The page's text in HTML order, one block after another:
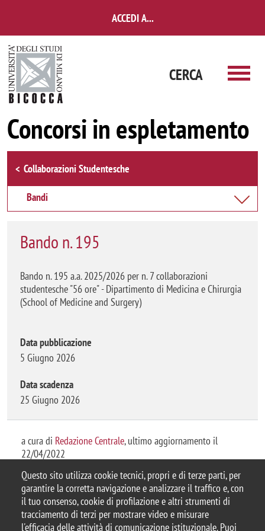
ACCEDI A...
CERCA
Concorsi in espletamento
Questo sito utilizza cookie tecnici, propri e di terze parti, per
garantire la corretta navigazione e analizzare il traffico e, con
il tuo consenso, cookie di profilazione e altri strumenti di
tracciamento di terzi per mostrare video e misurare
l'efficacia delle attività di comunicazione istituzionale. Puoi
Browse the section
Collaborazioni Studentesche
Bandi
Bando n. 195
Bando n. 195 a.a. 2025/2026 per n. 7 collaborazioni
studentesche "56 ore" - Dipartimento di Medicina e Chirurgia
(School of Medicine and Surgery)
Data pubblicazione
5 Giugno 2026
Data scadenza
25 Giugno 2026
a cura di Redazione Centrale, ultimo aggiornamento il
22/04/2022
© 2025 Università degli Studi di Milano-Bicocca